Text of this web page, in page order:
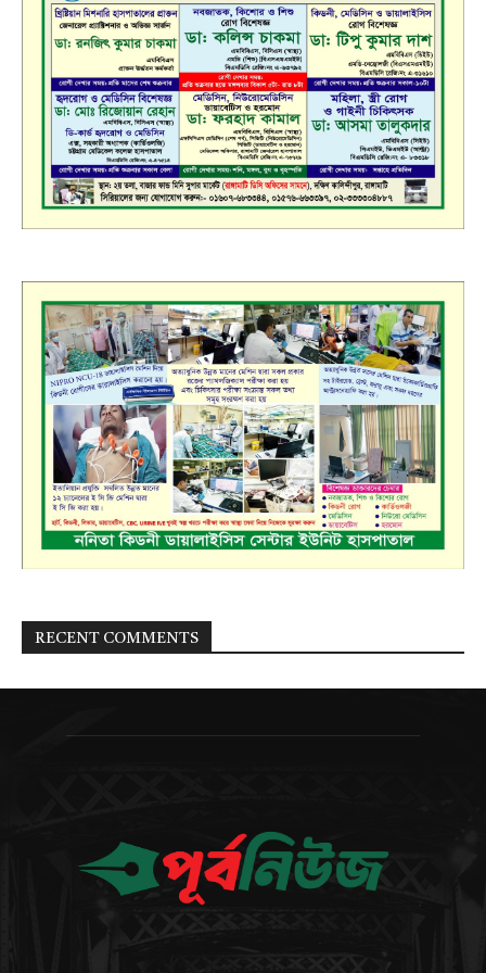
RECENT COMMENTS